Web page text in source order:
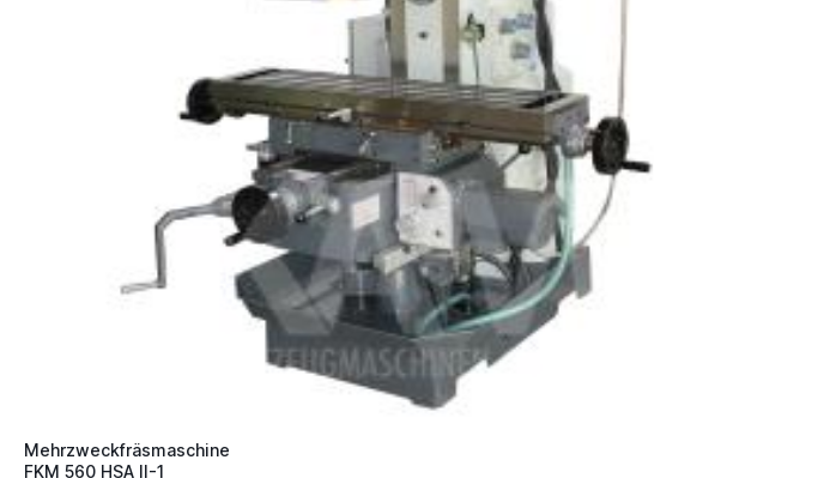
Mehrzweckfräsmaschine
FKM 560 HSA II-1